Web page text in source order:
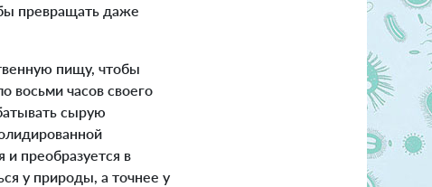
превращать даже
пищу, чтобы
восьми часов своего
сырую
и преобразуется в
у природы, а точнее у